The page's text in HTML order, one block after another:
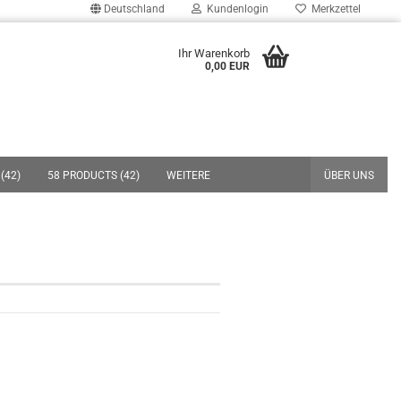
Deutschland Kundenlogin
Passwort vergessen?
Merkzettel
Ihr Warenkorb
0,00 EUR
(42) 58 PRODUCTS (42) ÜBER UNS
WEITERE